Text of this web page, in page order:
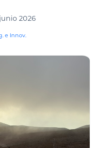
2026
e Innov.